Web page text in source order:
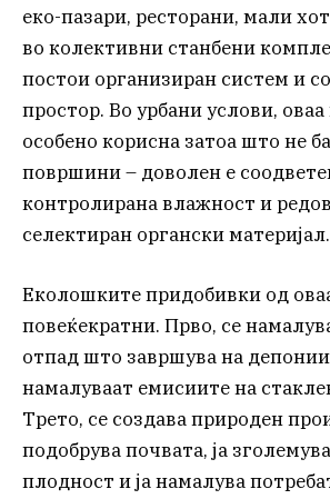
еко-пазари, ресторани, мали
во колективни станбени
постои организиран систем и
простор. Во урбани услови,
особено корисна затоа што не
површини – доволен е
контролирана влажност и
селектиран органски материјал.
Еколошките придобивки од
повеќекратни. Прво, се
отпад што завршува на
намалуваат емисиите на
Трето, се создава природен
подобрува почвата, ја
плодност и ја намалува